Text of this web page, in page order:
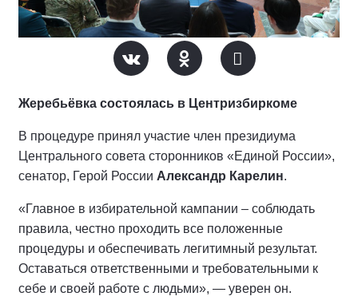
Жеребьёвка состоялась в Центризбиркоме
В процедуре принял участие член президиума
Центрального совета сторонников «Единой России»,
сенатор, Герой России Александр Карелин.
«Главное в избирательной кампании – соблюдать
правила, честно проходить все положенные
процедуры и обеспечивать легитимный результат.
Оставаться ответственными и требовательными к
себе и своей работе с людьми», — уверен он.